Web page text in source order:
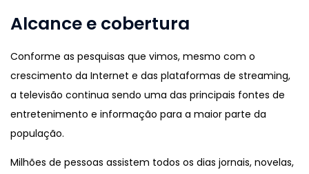
Alcance e cobertura
Conforme as pesquisas que vimos, mesmo com o
crescimento da Internet e das plataformas de streaming,
a televisão continua sendo uma das principais fontes de
entretenimento e informação para a maior parte da
população.
Milhões de pessoas assistem todos os dias jornais, novelas,